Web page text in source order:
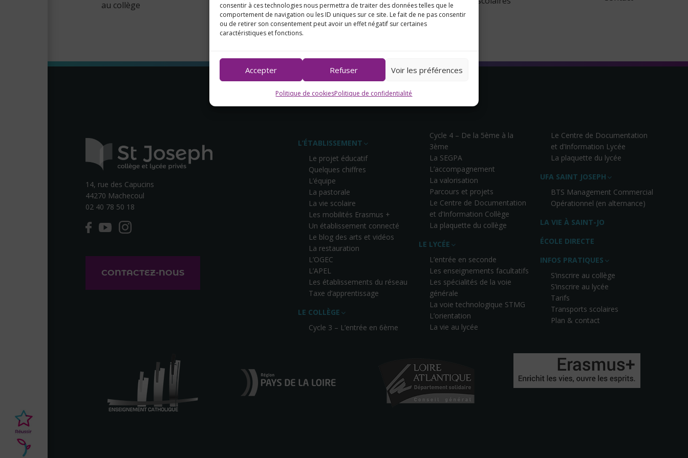
consentir à ces technologies nous permettra de traiter des données telles que le
comportement de navigation ou les ID uniques sur ce site. Le fait de ne pas consentir
ou de retirer son consentement peut avoir un effet négatif sur certaines
caractéristiques et fonctions.
Accepter Refuser Voir les préférences
Politique de cookiesPolitique de confidentialité
au collège
au lycée
tarifs
14, rue des Capucins
44270 Machecoul
02 40 78 50 18
CONTACTEZ-NOUS
L’ÉTABLISSEMENT
Le projet éducatif
Quelques chiffres
L’équipe
La pastorale
La vie scolaire
Les mobilités Erasmus +
Un établissement connecté
Le blog des arts et vidéos
La restauration
L’OGEC
L’APEL
Les établissements du réseau
Taxe d’apprentissage
LE COLLÈGE
Cycle 3 – L’entrée en 6ème
Cycle 4 – De la 5ème à la
3ème
La SEGPA
L’accompagnement
La valorisation
Parcours et projets
Le Centre de Documentation
et d’Information Collège
La plaquette du collège
LE LYCÉE
L’entrée en seconde
Les enseignements facultatifs
Les spécialités de la voie
générale
La voie technologique STMG
L’orientation
La vie au lycée
Le Centre de Documentation
et d’Information Lycée
La plaquette du lycée
UFA SAINT JOSEPH
BTS Management Commercial
Opérationnel (en alternance)
LA VIE À SAINT-JO
ÉCOLE DIRECTE
INFOS PRATIQUES
S’inscrire au collège
S’inscrire au lycée
Tarifs
Transports scolaires
Plan & contact